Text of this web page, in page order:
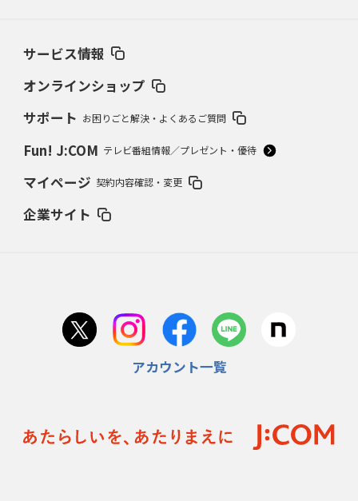
サービス情報
オンラインショップ
サポート お困りごと解決・よくあるご質問
Fun! J:COM テレビ番組情報／プレゼント・優待
マイページ 契約内容確認・変更
企業サイト
アカウント一覧